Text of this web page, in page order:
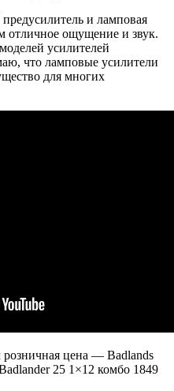
и ламповая
отличное ощущение и звук.
усилителей
что ламповые усилители
для многих
розничная цена — Badlands
25 1×12 комбо 1849